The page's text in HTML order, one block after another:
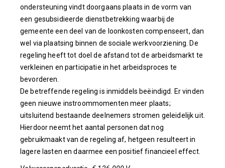
ondersteuning vindt doorgaans plaats in de vorm van
een gesubsidieerde dienstbetrekking waarbij de
gemeente een deel van de loonkosten compenseert, dan
wel via plaatsing binnen de sociale werkvoorziening. De
regeling heeft tot doel de afstand tot de arbeidsmarkt te
verkleinen en participatie in het arbeidsproces te
bevorderen.
De betreffende regeling is inmiddels beëindigd. Er vinden
geen nieuwe instroommomenten meer plaats;
uitsluitend bestaande deelnemers stromen geleidelijk uit.
Hierdoor neemt het aantal personen dat nog
gebruikmaakt van de regeling af, hetgeen resulteert in
lagere lasten en daarmee een positief financieel effect.